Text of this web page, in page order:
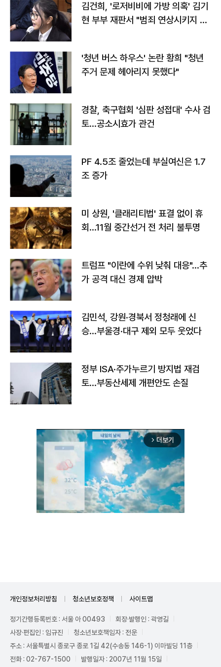
김건희, '로저비비에 가방 의혹' 김기
현 부부 재판서 "범죄 연상시키지 말
'청년 버스 하우스' 논란 황희 "청년
주거 문제 헤아리지 못했다"
경찰, 축구협회 '심판 성접대' 수사 검
토…공소시효가 관건
PF 4.5조 줄었는데 부실여신은 1.7
조 증가
미 상원, '클래리티법' 표결 없이 휴
회…11월 중간선거 전 처리 불투명
트럼프 "이란에 수위 낮춰 대응"…추
가 공격 대신 경제 압박
김민석, 강원·경북서 정청래에 신
승…부울경·대구 제외 모두 웃었다
정부 ISA·주가누르기 방지법 재검
토…부동산세제 개편안도 손질
arrow_forward_ios 더보기
개인정보처리방침 청소년보호정책 사이트맵
정기간행등록번호 : 서울 아 00493
회장·발행인 : 곽영길
사장·편집인 : 임규진
청소년보호책임자 : 전운
주소 : 서울특별시 종로구 종로 1길 42(수송동 146-1) 이마빌딩 11층
전화 : 02-767-1500
발행일자 : 2007년 11월 15일